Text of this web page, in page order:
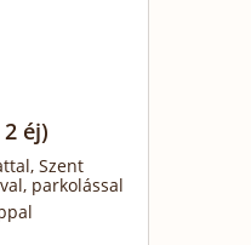
éj)
Szent
parkolással